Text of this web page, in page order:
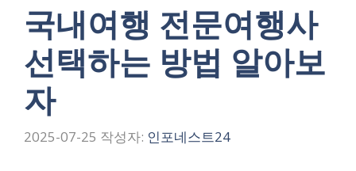
국내여행 전문여행사
선택하는 방법 알아보
자
2025-07-25 작성자: 인포네스트24